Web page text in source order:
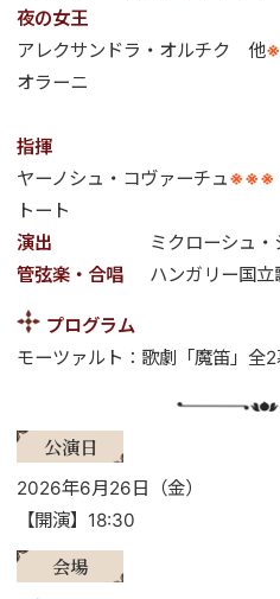
夜の女王
アレクサンドラ・オルチク 他
オラーニ
指揮
ヤーノシュ・コヴァーチュ※※※
トート
演出
ミクローシュ
管弦楽・合唱
ハンガリー国
プログラム
モーツァルト：歌劇「魔笛」全
公演日
2026年6月26日（金）
【開演】18:30
会場